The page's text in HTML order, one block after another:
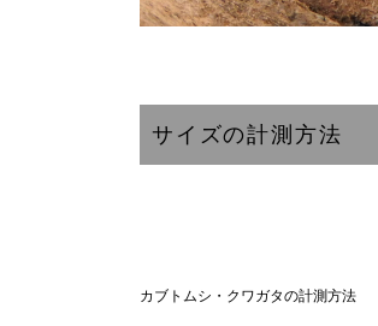
サイズの計測方法
カブトムシ・クワガタの計測方法